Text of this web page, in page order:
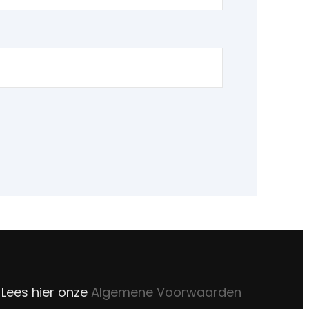
Lees hier onze Algemene Voorwaarden